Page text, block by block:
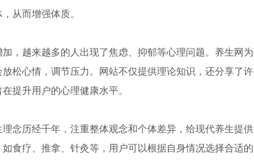
从而增强体质。
，越来越多的人出现了焦虑、抑郁等心理问题。养生网为
松心情，调节压力。网站不仅提供理论知识，还分享了许
提升用户的心理健康水平。
念历经千年，注重整体观念和个体差异，给现代养生提供
食疗、推拿、针灸等，用户可以根据自身情况选择合适的